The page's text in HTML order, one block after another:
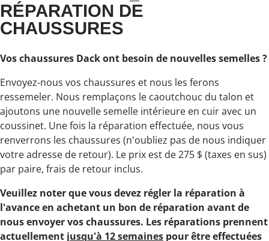
RÉPARATION DE
CHAUSSURES
Vos chaussures Dack ont besoin de nouvelles semelles ?
Envoyez-nous vos chaussures et nous les ferons
ressemeler. Nous remplaçons le caoutchouc du talon et
ajoutons une nouvelle semelle intérieure en cuir avec un
coussinet. Une fois la réparation effectuée, nous vous
renverrons les chaussures (n'oubliez pas de nous indiquer
votre adresse de retour). Le prix est de 275 $ (taxes en sus)
par paire, frais de retour inclus.
Veuillez noter que vous devez régler la réparation à
l'avance en achetant un bon de réparation avant de
nous envoyer vos chaussures. Les réparations prennent
actuellement jusqu'à 12 semaines pour être effectuées